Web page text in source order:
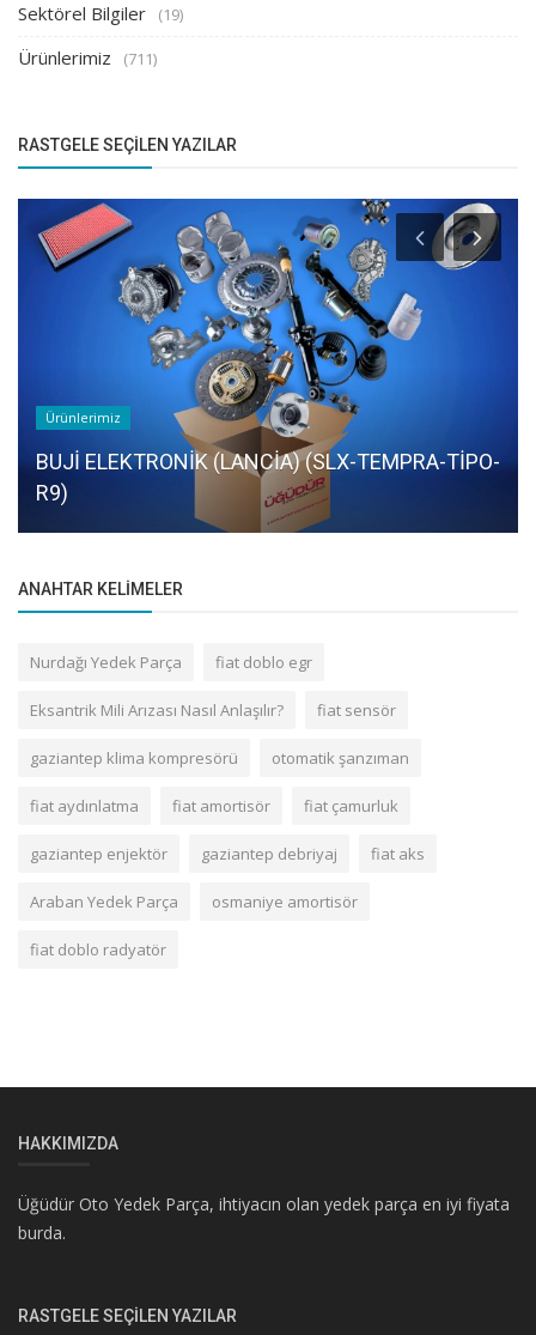
Sektörel Bilgiler (19)
Ürünlerimiz (711)
RASTGELE SEÇILEN YAZILAR
Ürünlerimiz
BUJİ ELEKTRONİK (LANCİA) (SLX-TEMPRA-TİPO-
R9)
ANAHTAR KELIMELER
Nurdağı Yedek Parça fiat doblo egr
Eksantrik Mili Arızası Nasıl Anlaşılır? fiat sensör
gaziantep klima kompresörü otomatik şanzıman
fiat aydınlatma fiat amortisör fiat çamurluk
gaziantep enjektör gaziantep debriyaj fiat aks
Araban Yedek Parça osmaniye amortisör
fiat doblo radyatör
HAKKIMIZDA
Üğüdür Oto Yedek Parça, ihtiyacın olan yedek parça en iyi fiyata
burda.
RASTGELE SEÇILEN YAZILAR